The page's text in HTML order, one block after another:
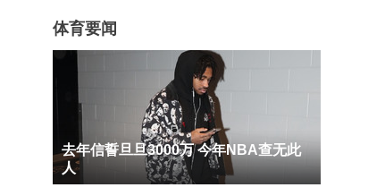
体育要闻
去年信誓旦旦3000万 今年NBA查无此
人